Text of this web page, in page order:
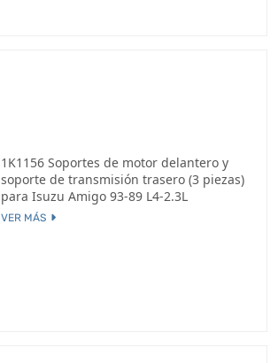
1K1156 Soportes de motor delantero y
soporte de transmisión trasero (3 piezas)
para Isuzu Amigo 93-89 L4-2.3L
VER MÁS